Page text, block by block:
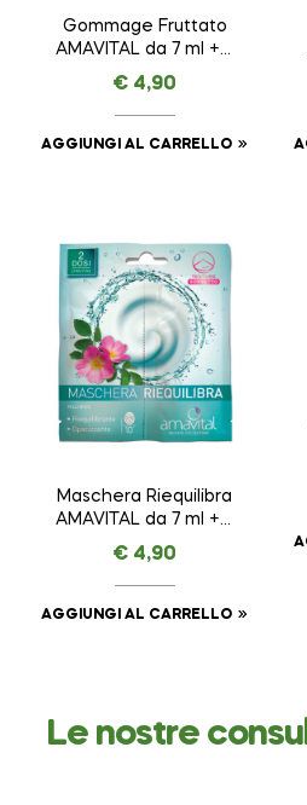
Gommage Fruttato
AMAVITAL da 7 ml + 7
ml
€ 4,90
AGGIUNGI AL CARRELLO
Maschera Riequilibra
AMAVITAL da 7 ml + 7
ml
€ 4,90
AGGIUNGI AL CARRELLO
Le nostre